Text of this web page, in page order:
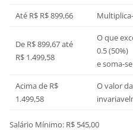
Até R$ R$ 899,66
De R$ 899,67 até
R$ 1.499,58
O que
0.5 (50%)
e soma-
Acima de R$
1.499,58
O valor
Salário Mínimo: R$ 545,00